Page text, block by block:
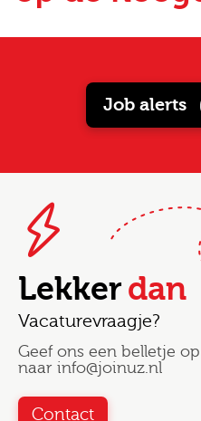
Job alerts
Lekkerdan
Vacaturevraagje?
Geef ons een belletje op
naar info@joinuz.nl
Contact